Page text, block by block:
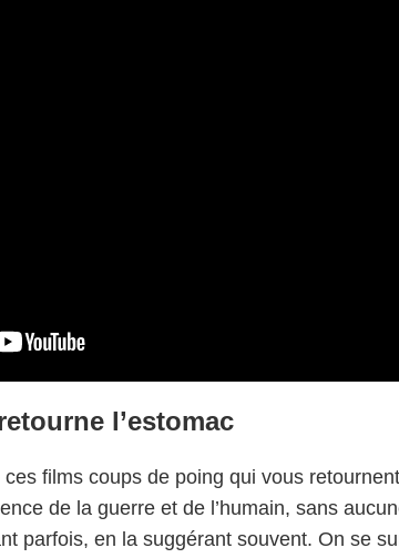
l’estomac
films coups de poing qui vous
de la guerre et de l’humain, sans
parfois, en la suggérant souvent. On se